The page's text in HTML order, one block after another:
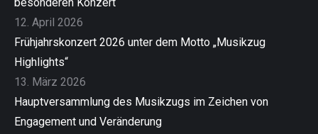
12. April 2026
Frühjahrskonzert 2026 unter dem Motto „Musikzug
Highlights“
13. März 2026
Hauptversammlung des Musikzugs im Zeichen von
Engagement und Veränderung